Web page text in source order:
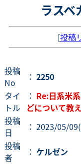
ラス
[投稿
投稿
No
： 2250
タイ
トル
： Re:日系米
どについて教
投稿
日
： 2023/05/
投稿
者
： ケルゼン